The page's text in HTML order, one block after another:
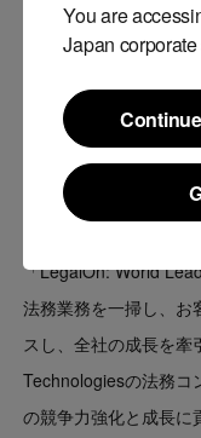
You are
Japan
設立 ：1974年（昭
従業員数
：4,222
資本金
「LegalOn:
（ URL：https://
「LegalOn: World
法務業務を一掃し、お
スし、全社の成長を
Technologiesの法務コ
の競争力強化と成長に